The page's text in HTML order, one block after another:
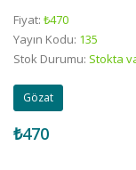
Fiyat: ₺470
Yayın Kodu: 135
Stok Durumu: Stokta
Gözat
₺470